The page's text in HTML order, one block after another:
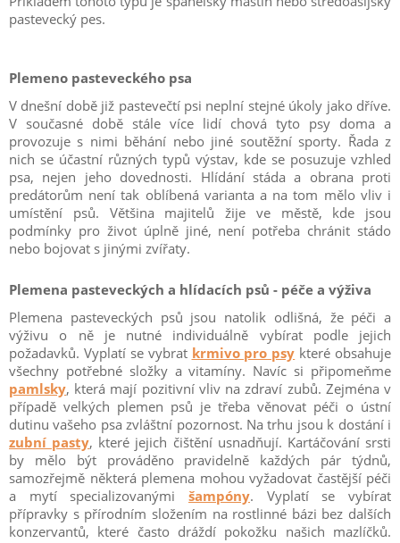
pastevecký pes.
Plemeno pasteveckého psa
V dnešní době již pastevečtí psi neplní stejné úkoly jako dříve.
V současné době stále více lidí chová tyto psy doma a
provozuje s nimi běhání nebo jiné soutěžní sporty. Řada z
nich se účastní různých typů výstav, kde se posuzuje vzhled
psa, nejen jeho dovednosti. Hlídání stáda a obrana proti
predátorům není tak oblíbená varianta a na tom mělo vliv i
umístění psů. Většina majitelů žije ve městě, kde jsou
podmínky pro život úplně jiné, není potřeba chránit stádo
nebo bojovat s jinými zvířaty.
Plemena pasteveckých a hlídacích psů - péče a výživa
Plemena pasteveckých psů jsou natolik odlišná, že péči a
výživu o ně je nutné individuálně vybírat podle jejich
požadavků. Vyplatí se vybrat krmivo pro psy které obsahuje
všechny potřebné složky a vitamíny. Navíc si připomeňme
pamlsky, která mají pozitivní vliv na zdraví zubů. Zejména v
případě velkých plemen psů je třeba věnovat péči o ústní
dutinu vašeho psa zvláštní pozornost. Na trhu jsou k dostání i
zubní pasty, které jejich čištění usnadňují. Kartáčování srsti
by mělo být prováděno pravidelně každých pár týdnů,
samozřejmě některá plemena mohou vyžadovat častější péči
a mytí specializovanými šampóny. Vyplatí se vybírat
přípravky s přírodním složením na rostlinné bázi bez dalších
konzervantů, které často dráždí pokožku našich mazlíčků.